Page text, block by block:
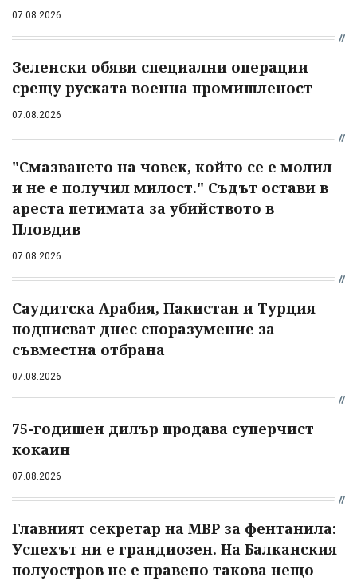
07.08.2026
Зеленски обяви специални операции
срещу руската военна промишленост
07.08.2026
"Смазването на човек, който се е молил
и не е получил милост." Съдът остави в
ареста петимата за убийството в
Пловдив
07.08.2026
Саудитска Арабия, Пакистан и Турция
подписват днес споразумение за
съвместна отбрана
07.08.2026
75-годишен дилър продава суперчист
кокаин
07.08.2026
Главният секретар на МВР за фентанила:
Успехът ни е грандиозен. На Балканския
полуостров не е правено такова нещо